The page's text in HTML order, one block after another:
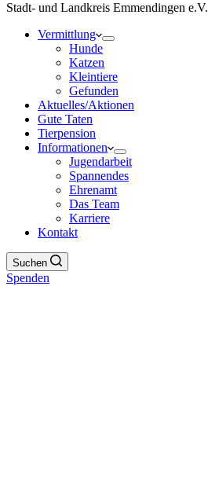
Stadt- und Landkreis Emmendingen e.V.
Vermittlung
Hunde
Katzen
Kleintiere
Gefunden
Aktuelles/Aktionen
Gute Taten
Tierpension
Informationen
Jugendarbeit
Spannendes
Ehrenamt
Das Team
Karriere
Kontakt
Suchen
Spenden